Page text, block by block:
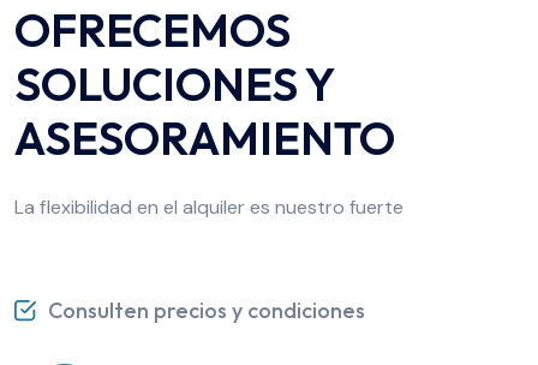
OFRECEMOS
SOLUCIONES Y
ASESORAMIENTO
La flexibilidad en el alquiler es nuestro fuerte
Consulten precios y condiciones